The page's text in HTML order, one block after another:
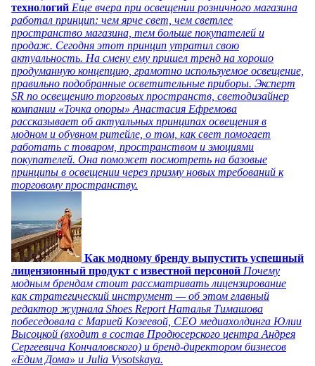
технологий Еще вчера при освещении розничного магазина
работал принцип: чем ярче свет, чем светлее
пространство магазина, тем больше покупателей и
продаж. Сегодня этот принцип утратил свою
актуальность. На смену ему пришел тренд на хорошо
продуманную концепцию, грамотно используемое освещение,
правильно подобранные осветительные приборы. Эксперт
SR по освещению торговых пространств, светодизайнер
компании «Точка опоры» Анастасия Ефремова
рассказывает об актуальных принципах освещения в
модном и обувном ритейле, о том, как свет помогает
работать с товаром, пространством и эмоциями
покупателей. Она поможет посмотреть на базовые
принципы в освещении через призму новых требований к
торговому пространству.
Как модному бренду выпустить успешный
лицензионный продукт с известной персоной Почему
модным брендам стоит рассматривать лицензирование
как стратегический инструмент — об этом главный
редактор журнала Shoes Report Наталья Тимашова
побеседовала с Марией Козеевой, СЕО медиахолдинга Юлии
Высоцкой (входит в состав Продюсерского центра Андрея
Сергеевича Кончаловского) и бренд-директором бизнесов
«Едим Дома» и Julia Vysotskaya.